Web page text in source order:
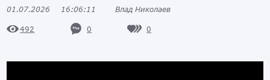
01.07.2026 16:06:11 Влад Николаев
492 0 0